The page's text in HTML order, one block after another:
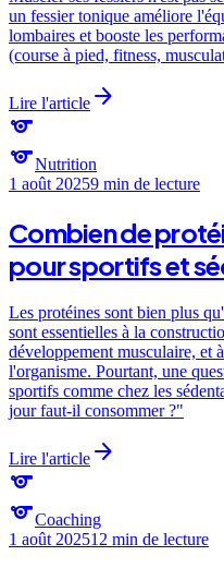
un fessier tonique améliore
lombaires et booste les
(course à pied, fitness,
Lire l'article arrow_forward
sports
sportsNutrition
1 août 20259 min de lecture
Combien de
pour sportifs et
Les protéines sont bien plus
sont essentielles à la
développement musculaire, et
l'organisme. Pourtant, une
sportifs comme chez les
jour faut-il consommer ?"
Lire l'article arrow_forward
sports
sportsCoaching
1 août 202512 min de lecture